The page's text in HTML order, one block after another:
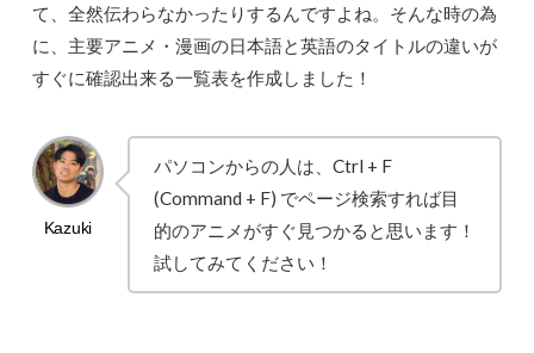
て、全然伝わらなかったりするんですよね。そんな時の為
に、主要アニメ・漫画の日本語と英語のタイトルの違いが
すぐに確認出来る一覧表を作成しました！
パソコンからの人は、Ctrl + F
(Command + F) でページ検索すれば目
的のアニメがすぐ見つかると思います！
試してみてください！